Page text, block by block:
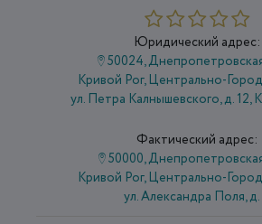
Юридический адрес:
50024,
Кривой Рог, Центрально-
ул. Петра Калнышевского, д. 12,
Фактический адрес:
50000,
Кривой Рог, Центрально-
ул. Александра Поля, д.